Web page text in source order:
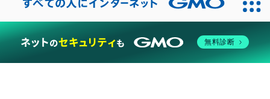
2026
無料診断